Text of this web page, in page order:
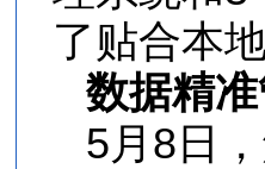
了贴合本
数据精
5月8日